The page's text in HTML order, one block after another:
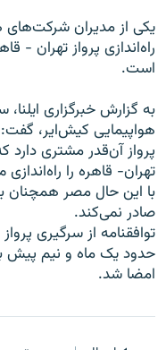
گزارش‌های ویدئویی
English
به ما بپیوندید
زبان‌های دیگر
یکی از مدیران شرکت‌های
راه‌اندازی پرواز تهران -
است.
به گزارش خبرگزاری
هواپیمایی کیش‌ایر،
پرواز آن‌قدر مشتری دارد
تهران- قاهره را
با این حال مصر همچنان
صادر نمی‌کند.
حدود یک ماه و نیم پیش
امضا شد.